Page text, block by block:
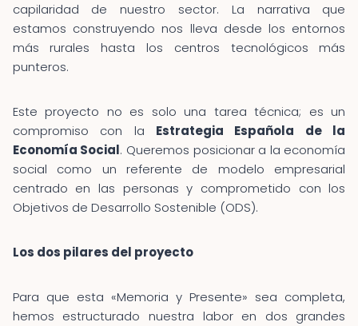
capilaridad de nuestro sector. La narrativa que
estamos construyendo nos lleva desde los entornos
más rurales hasta los centros tecnológicos más
punteros.
Este proyecto no es solo una tarea técnica; es un
compromiso con la Estrategia Española de la
Economía Social. Queremos posicionar a la economía
social como un referente de modelo empresarial
centrado en las personas y comprometido con los
Objetivos de Desarrollo Sostenible (ODS).
Los dos pilares del proyecto
Para que esta «Memoria y Presente» sea completa,
hemos estructurado nuestra labor en dos grandes